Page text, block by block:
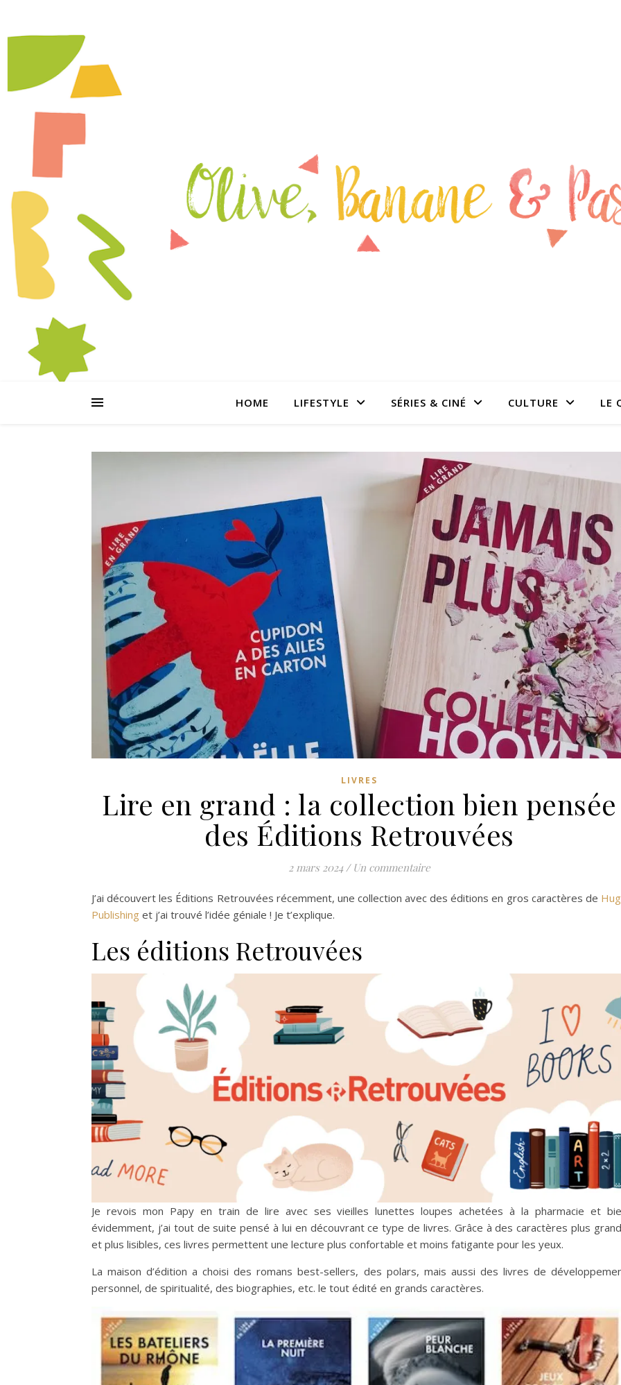
HOME LIFESTYLE SÉRIES & CINÉ CULTURE LE
LIVRES
Lire en grand : la collection bien pensée
des Éditions Retrouvées
2 mars 2024 / Un commentaire
J’ai découvert les Éditions Retrouvées récemment, une collection avec des éditions en gros caractères de
Publishing et j’ai trouvé l’idée géniale ! Je t’explique.
Les éditions Retrouvées
Je revois mon Papy en train de lire avec ses vieilles lunettes loupes achetées à la pharmacie et
évidemment, j’ai tout de suite pensé à lui en découvrant ce type de livres. Grâce à des caractères plus
et plus lisibles, ces livres permettent une lecture plus confortable et moins fatigante pour les yeux.
La maison d’édition a choisi des romans best-sellers, des polars, mais aussi des livres de
personnel, de spiritualité, des biographies, etc. le tout édité en grands caractères.